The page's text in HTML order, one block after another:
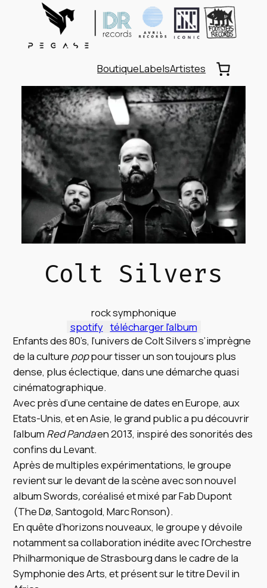
BoutiqueLabelsArtistes
Colt Silvers
rock symphonique
spotify télécharger l'album
Enfants des 80’s, l’univers de Colt Silvers s’imprègne
de la culture poppour tisser un son toujours plus
dense, plus éclectique, dans une démarche quasi
cinématographique.
Avec près d’une centaine de dates en Europe, aux
Etats-Unis, et en Asie, le grand public a pu découvrir
l’album Red Pandaen 2013, inspiré des sonorités des
confins du Levant.
Après de multiples expérimentations, le groupe
revient sur le devant de la scène avec son nouvel
album Swords,coréalisé et mixé par Fab Dupont
(The Dø, Santogold, Marc Ronson).
En quête d’horizons nouveaux, le groupe y dévoile
notamment sa collaboration inédite avec l’Orchestre
Philharmonique de Strasbourg dans le cadre de la
Symphonie des Arts, et présent sur le titre Devil in